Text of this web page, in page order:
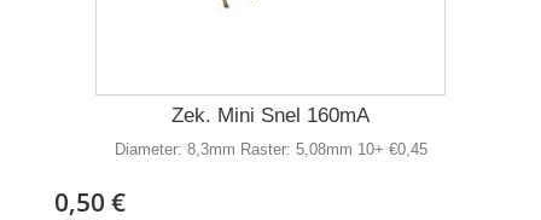
Zek. Mini Snel 160mA
Diameter: 8,3mm Raster: 5,08mm 10+ €0,45
0,50 €